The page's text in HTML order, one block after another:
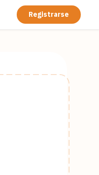
AplanarRegistrarse